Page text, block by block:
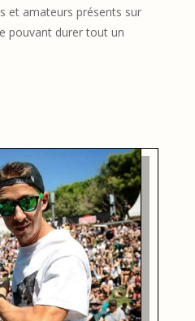
et amateurs présents sur
pouvant durer tout un